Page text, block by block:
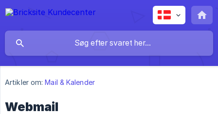
Artikler om: Mail & Kalender
Webmail